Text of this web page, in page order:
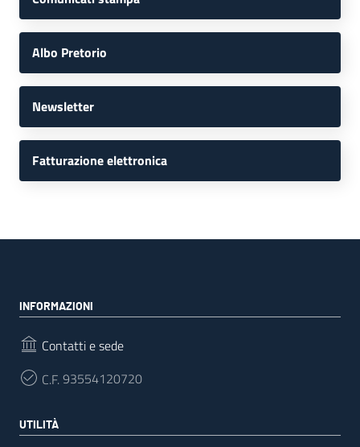
Albo Pretorio
Newsletter
Fatturazione elettronica
INFORMAZIONI
Contatti e sede
C.F.93554120720
UTILITÀ